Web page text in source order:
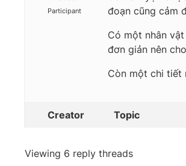
Participant
đoạn cũng cảm
Có một nhân
đơn giản nên
Còn một chi tiết
Creator Topic
Viewing 6 reply threads